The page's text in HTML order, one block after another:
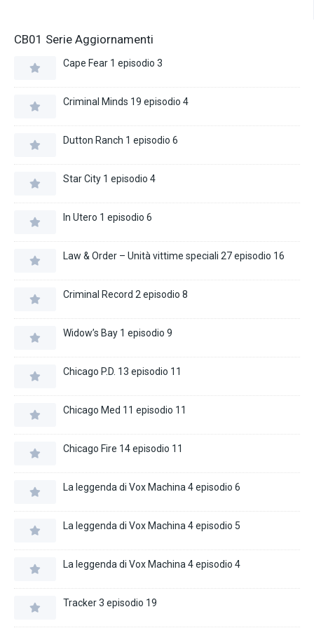
CB01 Serie Aggiornamenti
Cape Fear 1 episodio 3
Criminal Minds 19 episodio 4
Dutton Ranch 1 episodio 6
Star City 1 episodio 4
In Utero 1 episodio 6
Law & Order – Unità vittime speciali 27 episodio 16
Criminal Record 2 episodio 8
Widow’s Bay 1 episodio 9
Chicago P.D. 13 episodio 11
Chicago Med 11 episodio 11
Chicago Fire 14 episodio 11
La leggenda di Vox Machina 4 episodio 6
La leggenda di Vox Machina 4 episodio 5
La leggenda di Vox Machina 4 episodio 4
Tracker 3 episodio 19